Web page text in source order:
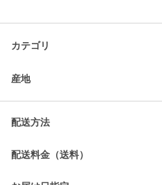
カテゴリ
産地
配送方法
配送料金（送料）